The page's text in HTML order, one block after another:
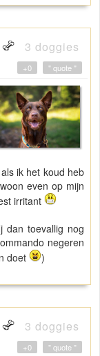
3 doggies
" quote "
+0
ik het koud heb
even op mijn
irritant
dan toevallig nog
negeren
doet
)
3 doggies
" quote "
+0